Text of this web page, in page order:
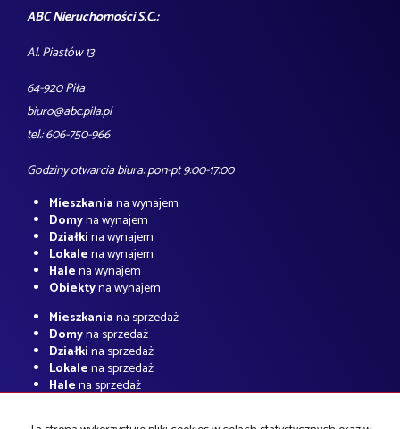
ABC Nieruchomości S.C.:
Al. Piastów 13
64-920 Piła
biuro@abc.pila.pl
tel.: 606-750-966
Godziny otwarcia biura: pon-pt 9:00-17:00
Mieszkaniana wynajem
Domyna wynajem
Działkina wynajem
Lokalena wynajem
Halena wynajem
Obiektyna wynajem
Mieszkaniana sprzedaż
Domyna sprzedaż
Działkina sprzedaż
Lokalena sprzedaż
Halena sprzedaż